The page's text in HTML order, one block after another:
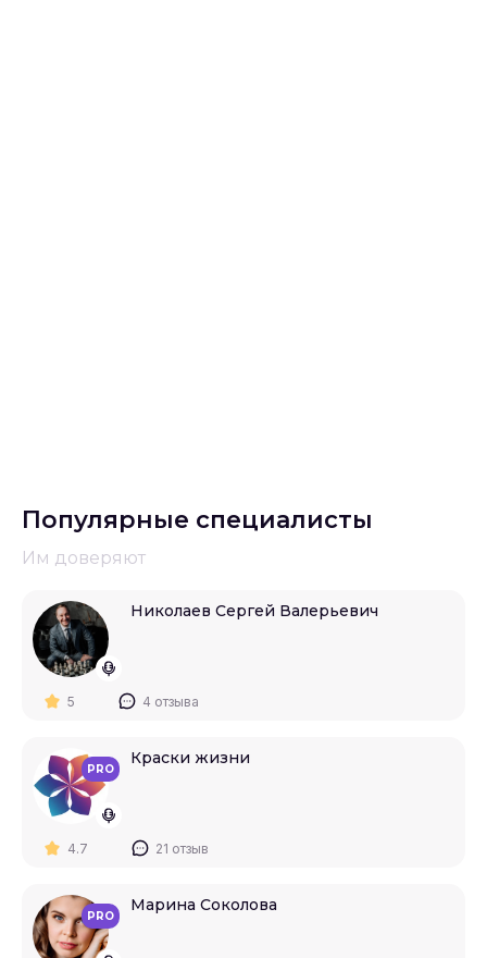
Популярные специалисты
Им доверяют
Николаев Сергей Валерьевич
5 4 отзыва
PRO
Краски жизни
4.7 21 отзыв
PRO
Марина Соколова